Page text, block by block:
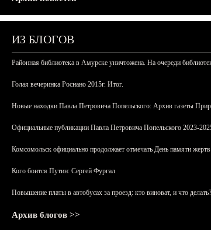
ИЗ БЛОГОВ
Районная библиотека в Амурске уничтожена. На очереди
Голая вечеринка Роснано 2015г. Итог.
Новые находки Павла Петровича Попельского: Архив газеты
Официальные публикации Павла Петровича Попельского 2023-
Комсомольск официально продолжает отмечать День памяти жертв
Кого боится Путин: Сергей Фургал
Повышение платы в автобусах за проезд: кто виноват, и что делать?
Архив блогов >>